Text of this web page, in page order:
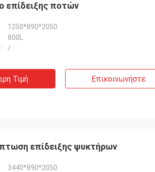
επίδειξης ποτών
1250*890*2050
800L
/
Τιμή Επικοινωνήστε
επίδειξης ψυκτήρων
3440*890*2050